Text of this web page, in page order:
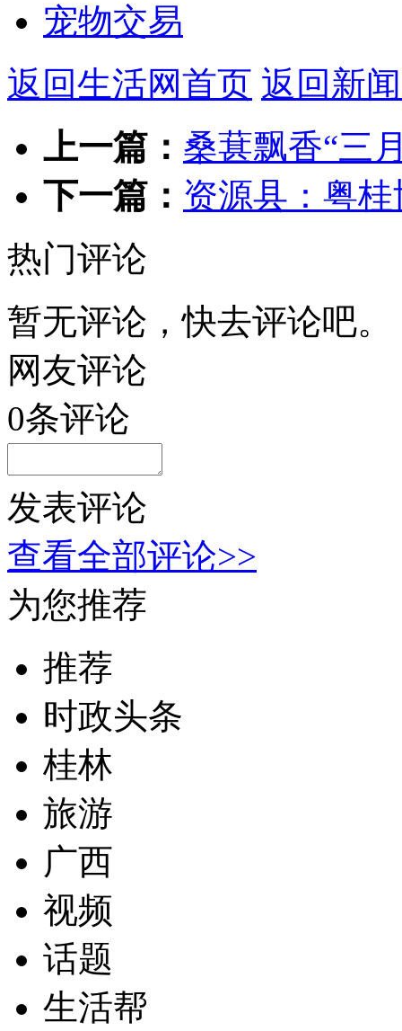
宠物交易
返回生活网首页 返回新
上一篇： 桑葚飘香“三
下一篇： 资源县：粤
热门评论
暂无评论，快去评论吧。
网友评论
0条评论
发表评论
查看全部评论>>
为您推荐
推荐
时政头条
桂林
旅游
广西
视频
话题
生活帮